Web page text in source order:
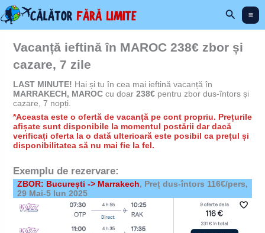
Skip
to
content
Search
Vacanță ieftină în MAROC 238€ zbor și
cazare, 7 zile
LAST MINUTE! Hai și tu în cea mai ieftină vacanță în
MARRAKECH, MAROCcu doar 238€pentru zbor dus-întors și
cazare, 7 nopți.
*Aceasta este o ofertă de vacanță pe cont propriu. Prețurile
afișate sunt disponibile la momentul postării dar dacă
verificați oferta la o dată ulterioară este posibil ca prețul și
disponibilitatea să nu mai fie la fel.
Exemplu de rezervare:
ZBOR: București -> Marrakech, Preț dus-întors 116€/pers,
29 Mai-5 Iun 2025